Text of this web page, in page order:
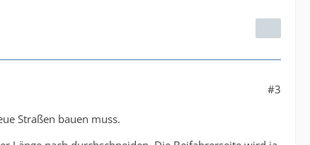
#3
Straßen bauen muss.